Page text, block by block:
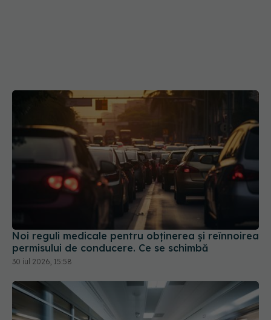
Noi reguli medicale pentru obținerea și reînnoirea
permisului de conducere. Ce se schimbă